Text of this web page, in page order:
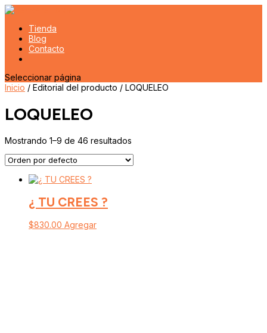
Tienda
Blog
Contacto
Seleccionar página
Inicio / Editorial del producto / LOQUELEO
LOQUELEO
Mostrando 1–9 de 46 resultados
¿ TU CREES ?
$830.00 Agregar